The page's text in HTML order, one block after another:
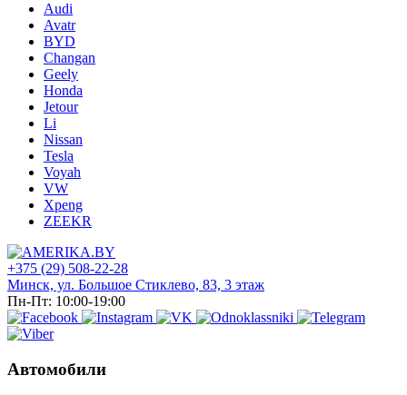
Audi
Avatr
BYD
Changan
Geely
Honda
Jetour
Li
Nissan
Tesla
Voyah
VW
Xpeng
ZEEKR
+375 (29) 508-22-28
Минск, ул. Большое Стиклево, 83, 3 этаж
Пн-Пт: 10:00-19:00
Автомобили